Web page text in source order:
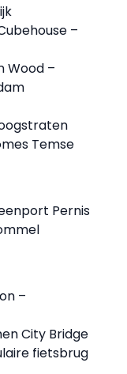
–
Wood –
Temse
Pernis
–
City Bridge
fietsbrug